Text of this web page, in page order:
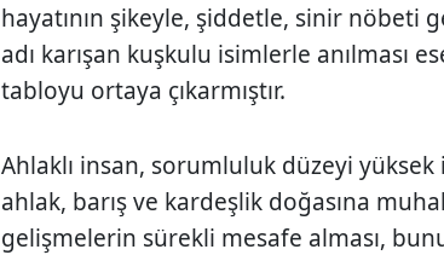
hayatının şikeyle, şiddetle, sinir nöbeti
adı karışan kuşkulu isimlerle anılması
tabloyu ortaya çıkarmıştır.
Ahlaklı insan, sorumluluk düzeyi
ahlak, barış ve kardeşlik doğasına
gelişmelerin sürekli mesafe alması,